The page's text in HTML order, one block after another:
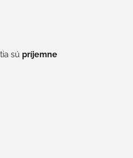
sú príjemne